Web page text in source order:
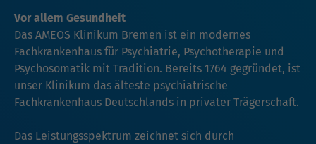
Vor allem Gesundheit
Das AMEOS Klinikum Bremen ist ein modernes
Fachkrankenhaus für Psychiatrie, Psychotherapie und
Psychosomatik mit Tradition. Bereits 1764 gegründet, ist
unser Klinikum das älteste psychiatrische
Fachkrankenhaus Deutschlands in privater Trägerschaft.
Das Leistungsspektrum zeichnet sich durch